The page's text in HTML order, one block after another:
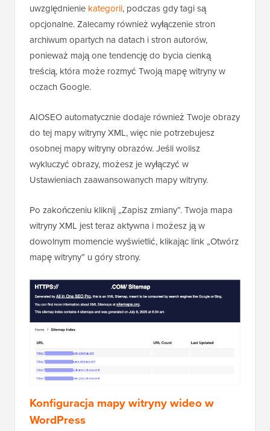
uwzględnienie kategorii, podczas gdy tagi są
opcjonalne. Zalecamy również wyłączenie stron
archiwum opartych na datach i stron autorów,
ponieważ mają one tendencję do bycia cienką
treścią, która może rozmyć Twoją mapę witryny w
oczach Google.
AIOSEO automatycznie dodaje również Twoje obrazy
do tej mapy witryny XML, więc nie potrzebujesz
osobnej mapy witryny obrazów. Jeśli wolisz
wykluczyć obrazy, możesz je wyłączyć w
Ustawieniach zaawansowanych mapy witryny.
Po zakończeniu kliknij „Zapisz zmiany”. Twoja mapa
witryny XML jest teraz aktywna i możesz ją w
dowolnym momencie wyświetlić, klikając link „Otwórz
mapę witryny” u góry strony.
Konfiguracja mapy witryny wideo w
WordPress